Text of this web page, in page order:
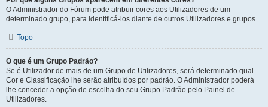
O Administrador do Fórum pode atribuir cores aos Utilizadores de um
determinado grupo, para identificá-los diante de outros Utilizadores e grupos.
Topo
O que é um Grupo Padrão?
Se é Utilizador de mais de um Grupo de Utilizadores, será determinado qual
Cor e Classificação lhe serão atribuídos por padrão. O Administrador poderá
lhe conceder a opção de escolha do seu Grupo Padrão pelo Painel de
Utilizadores.